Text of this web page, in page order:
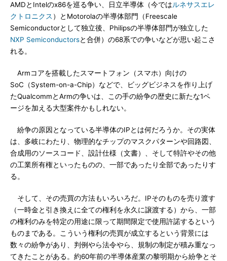
AMDとIntelのx86を巡る争い、日立半導体（今ではルネサスエレ
クトロニクス ）とMotorolaの半導体部門（Freescale
Semiconductorとして独立後、Philipsの半導体部門が独立した
NXP Semiconductorsと合併）の68系での争いなどが思い起こさ
れる。
Armコアを搭載したスマートフォン（スマホ）向けの
SoC（System-on-a-Chip）などで、ビッグビジネスを作り上げ
たQualcommとArmの争いは、この手の紛争の歴史に新たな1ペ
ージを加える大型案件かもしれない。
紛争の原因となっている半導体のIPとは何だろうか。その実体
は、多岐にわたり、物理的なチップのマスクパターンや回路図、
合成用のソースコード、設計仕様（文書）、そして特許やその他
の工業所有権といったものの、一部であったり全部であったりす
る。
そして、その売買の方法もいろいろだ。IPそのものを売り渡す
（一時金と引き換えに全ての権利を永久に譲渡する）から、一部
の権利のみを特定の用途に限って期間限定で使用許諾するという
ものまである。こういう権利の売買が成立するという背景には
数々の紛争があり、判例やら法令やら、規制の制定が積み重なっ
てきたことがある。約60年前の半導体産業の黎明期から紛争とそ